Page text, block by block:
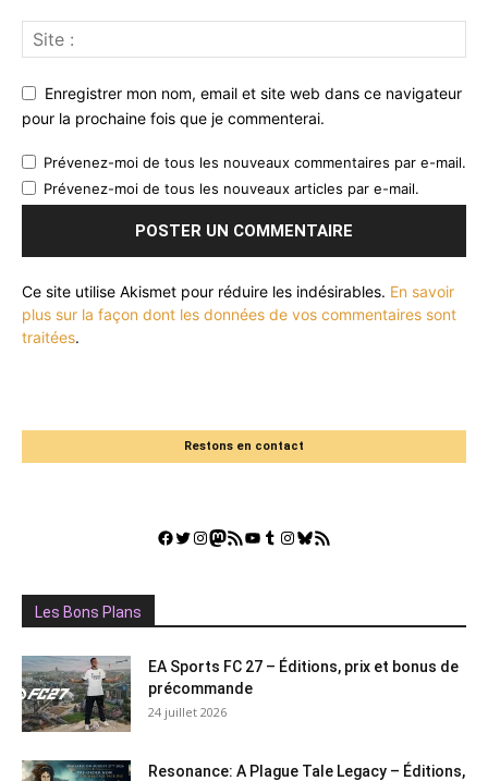
Enregistrer mon nom, email et site web dans ce navigateur
pour la prochaine fois que je commenterai.
Prévenez-moi de tous les nouveaux commentaires par e-mail.
Prévenez-moi de tous les nouveaux articles par e-mail.
Ce site utilise Akismet pour réduire les indésirables. En savoir
plus sur la façon dont les données de vos commentaires sont
traitées.
Restons en contact
Facebook
Twitter
Instagram
Mastodon
Flux RSSYouTube
Tumblr
Instagram
Bluesky
GestGame
Les Bons Plans
EA Sports FC 27 – Éditions, prix et bonus de
précommande
24 juillet 2026
Resonance: A Plague Tale Legacy – Éditions,